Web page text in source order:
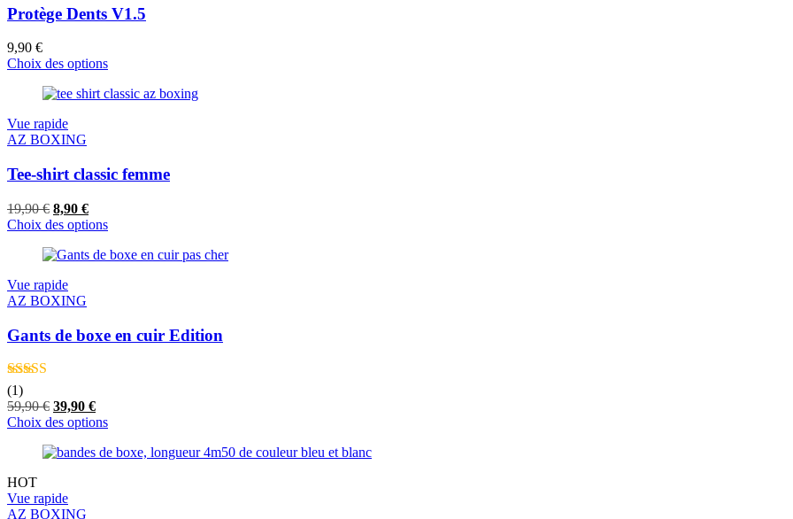
Protège Dents V1.5
9,90 €
Choix des options
Vue rapide
AZ BOXING
Tee-shirt classic femme
19,90€ Le
prix
était :
8,90 €Le
prix
est :
Choix des options
Vue rapide
AZ BOXING
Gants de boxe en cuir Edition
Note
sur 5
(1)
59,90€ Le
prix
était :
39,90 €Le
prix
est :
Choix des options
HOT
Vue rapide
AZ BOXING